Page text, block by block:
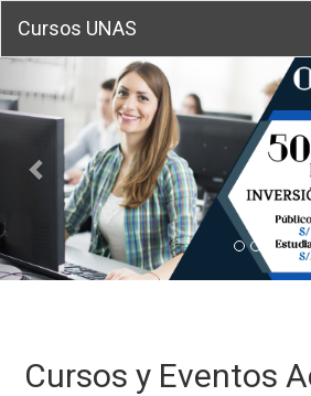
Cursos UNAS
Cursos y Eventos